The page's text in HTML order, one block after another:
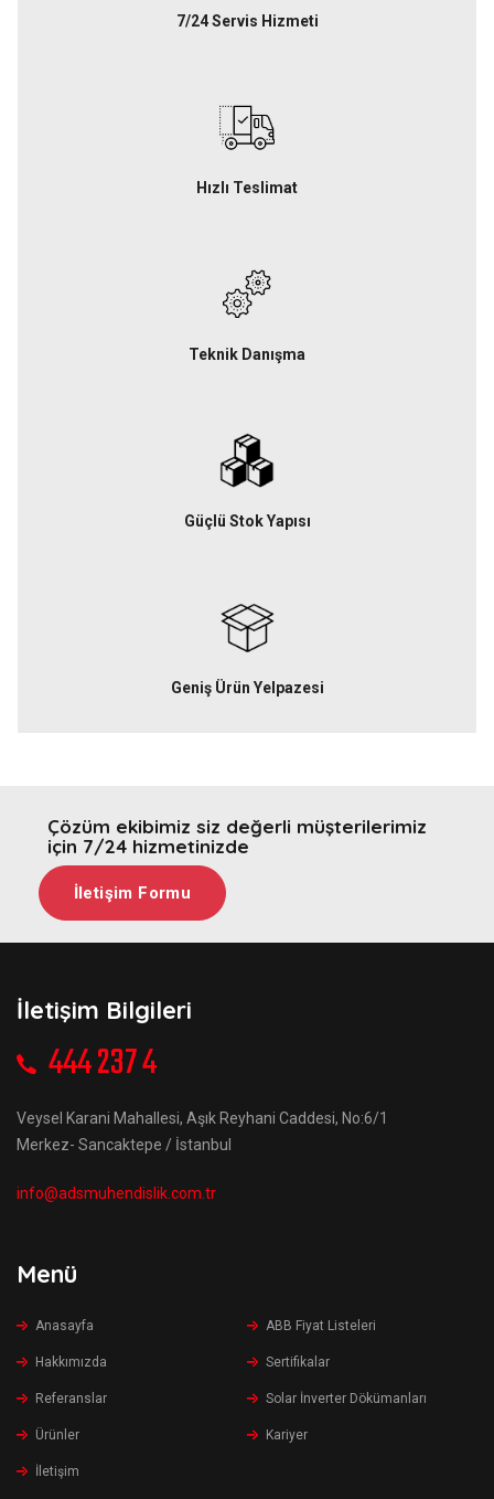
7/24 Servis Hizmeti
Hızlı Teslimat
Teknik Danışma
Güçlü Stok Yapısı
Geniş Ürün Yelpazesi
Çözüm ekibimiz siz değerli müşterilerimiz
için 7/24 hizmetinizde
İletişim Formu
İletişim Bilgileri
444 237 4
Veysel Karani Mahallesi, Aşık Reyhani Caddesi, No:6/1
Merkez- Sancaktepe / İstanbul
info@adsmuhendislik.com.tr
Menü
Anasayfa ABB Fiyat Listeleri
Hakkımızda Sertifikalar
Referanslar Solar İnverter Dökümanları
Ürünler Kariyer
İletişim